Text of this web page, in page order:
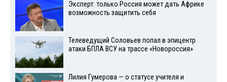
Эксперт: только Россия может дать Африке
возможность защитить себя
Телеведущий Соловьев попал в эпицентр
атаки БПЛА ВСУ на трассе «Новороссия»
Лилия Гумерова — о статусе учителя и